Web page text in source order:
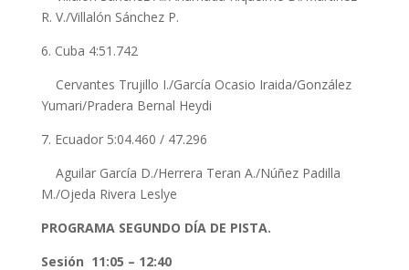
R. V./Villalón Sánchez P.
6. Cuba 4:51.742
Cervantes Trujillo I./García Ocasio Iraida/González
Yumari/Pradera Bernal Heydi
7. Ecuador 5:04.460 / 47.296
Aguilar García D./Herrera Teran A./Núñez Padilla
M./Ojeda Rivera Leslye
PROGRAMA SEGUNDO DÍA DE PISTA.
Sesión 11:05 – 12:40